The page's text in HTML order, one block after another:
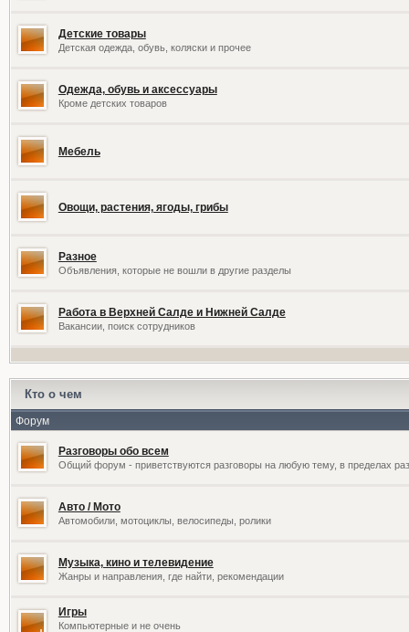
Детские товары
Детская одежда, обувь, коляски и прочее
Одежда, обувь и аксессуары
Кроме детских товаров
Мебель
Овощи, растения, ягоды, грибы
Разное
Объявления, которые не вошли в другие разделы
Работа в Верхней Салде и Нижней Салде
Вакансии, поиск сотрудников
Кто о чем
Форум
Разговоры обо всем
Общий форум - приветствуются разговоры на любую тему, в пределах
Авто / Мото
Автомобили, мотоциклы, велосипеды, ролики
Музыка, кино и телевидение
Жанры и направления, где найти, рекомендации
Игры
Компьютерные и не очень